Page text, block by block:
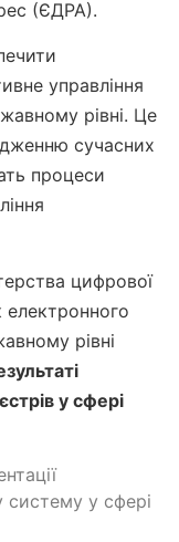
(ЄДРА).
управління
рівні. Це
сучасних
процеси
цифрової
рівні
у сфері
у сфері